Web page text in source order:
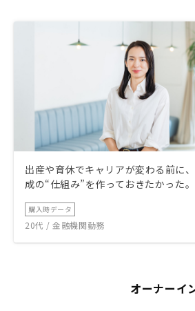
出産や育休でキャリアが変わる前に
成の“仕組み”を作っておきたかった。
購入時データ
20代 / 金融機関勤務
オーナーイ